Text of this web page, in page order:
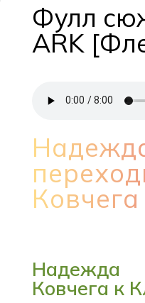
Фулл
ARK
Надежда
Ковчега к